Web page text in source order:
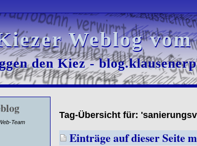
Weblog
Weblog
den Kiez -
den Kiez -
Team
Tag-Übersicht für:
Einträge auf dieser Seite